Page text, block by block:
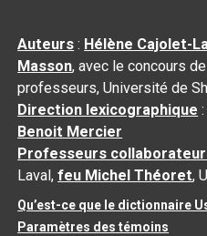
Auteurs : Hélène Cajolet-
Masson, avec le concours de
professeurs, Université de
Direction lexicographique
Benoit Mercier
Professeurs
Laval,feu Michel Théoret,
Qu’est-ce que le dictionnaire
Paramètres des témoins